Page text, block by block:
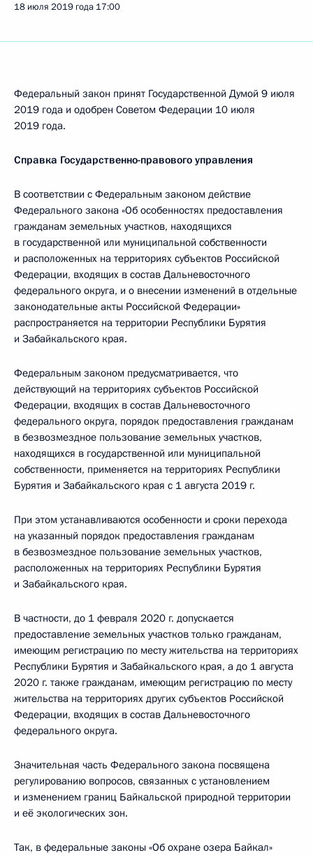
18 июля 2019 года 17:00
Федеральный закон принят Государственной Думой 9 июля
2019 года и одобрен Советом Федерации 10 июля
2019 года.
Справка Государственно-правового управления
В соответствии с Федеральным законом действие
Федерального закона «Об особенностях предоставления
гражданам земельных участков, находящихся
в государственной или муниципальной собственности
и расположенных на территориях субъектов Российской
Федерации, входящих в состав Дальневосточного
федерального округа, и о внесении изменений в отдельные
законодательные акты Российской Федерации»
распространяется на территории Республики Бурятия
и Забайкальского края.
Федеральным законом предусматривается, что
действующий на территориях субъектов Российской
Федерации, входящих в состав Дальневосточного
федерального округа, порядок предоставления гражданам
в безвозмездное пользование земельных участков,
находящихся в государственной или муниципальной
собственности, применяется на территориях Республики
Бурятия и Забайкальского края с 1 августа 2019 г.
При этом устанавливаются особенности и сроки перехода
на указанный порядок предоставления гражданам
в безвозмездное пользование земельных участков,
расположенных на территориях Республики Бурятия
и Забайкальского края.
В частности, до 1 февраля 2020 г. допускается
предоставление земельных участков только гражданам,
имеющим регистрацию по месту жительства на территориях
Республики Бурятия и Забайкальского края, а до 1 августа
2020 г. также гражданам, имеющим регистрацию по месту
жительства на территориях других субъектов Российской
Федерации, входящих в состав Дальневосточного
федерального округа.
Значительная часть Федерального закона посвящена
регулированию вопросов, связанных с установлением
и изменением границ Байкальской природной территории
и её экологических зон.
Так, в федеральные законы «Об охране озера Байкал»